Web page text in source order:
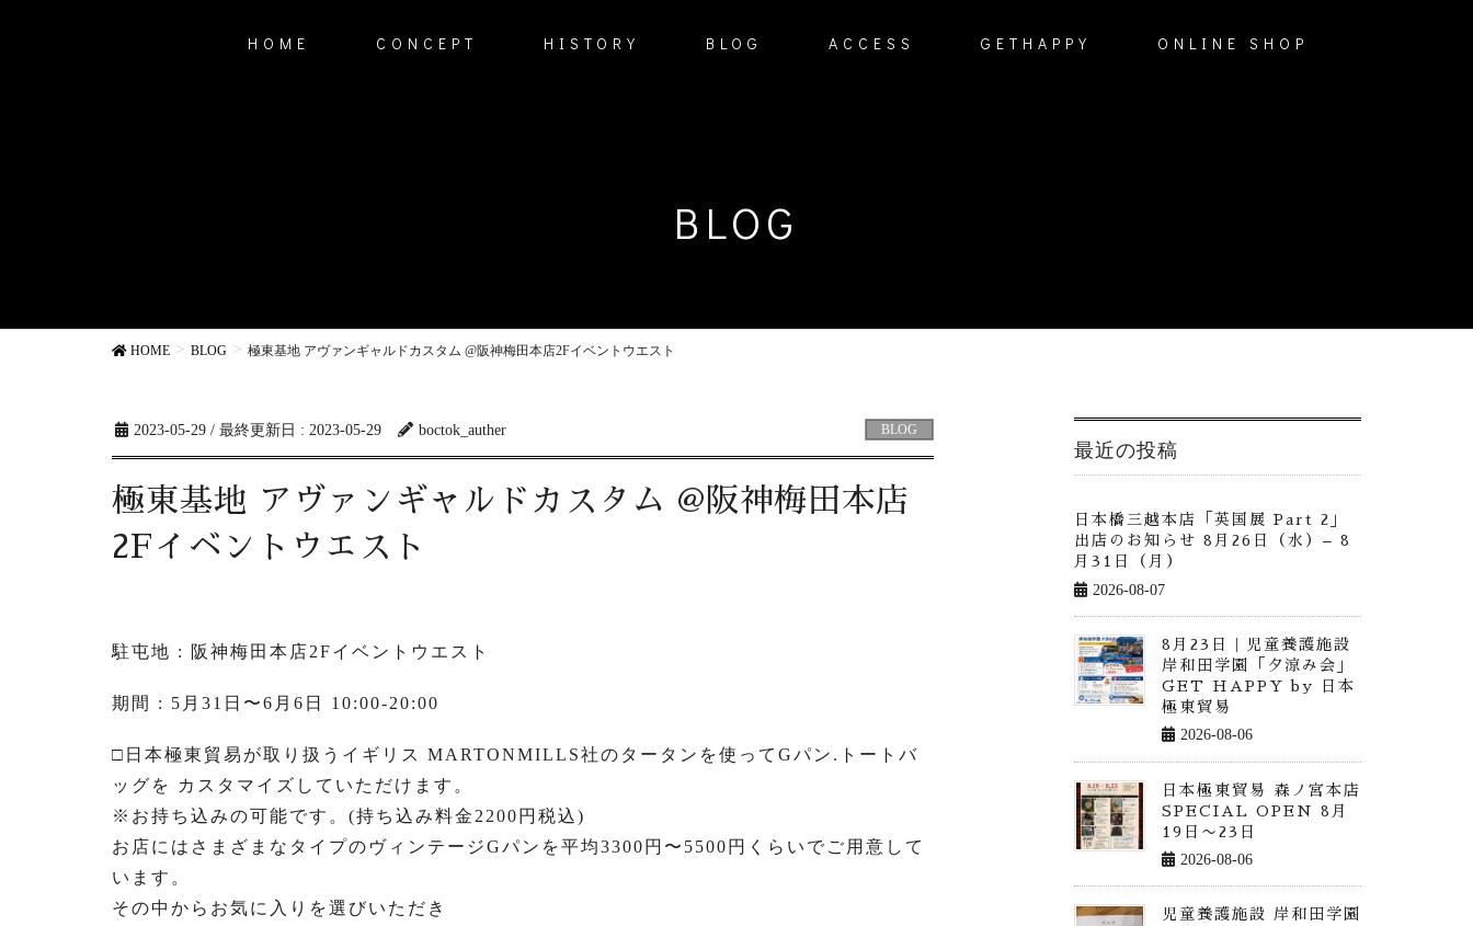
HOME CONCEPT HISTORY BLOG ACCESS GETHAPPY ONLINE SHOP
BLOG
HOME BLOG 極東基地 アヴァンギャルドカスタム @阪神梅田本店2Fイベントウエスト
2023-05-29 / 最終更新日 : 2023-05-29 boctok_auther BLOG
極東基地 アヴァンギャルドカスタム @阪神梅田本店
2Fイベントウエスト
駐屯地 : 阪神梅田本店2Fイベントウエスト
期間 : 5月31日〜6月6日 10:00-20:00
□日本極東貿易が取り扱うイギリス MARTONMILLS社のタータンを使ってGパン.トートバ
ッグを カスタマイズしていただけます。
※お持ち込みの可能です。(持ち込み料金2200円税込)
お店にはさまざまなタイプのヴィンテージGパンを平均3300円〜5500円くらいでご用意して
います。
その中からお気に入りを選びいただき
最近の投稿
日本橋三越本店「英国展 Part 2」
出店のお知らせ 8月26日（水）– 8
月31日（月）
2026-08-07
8月23日｜児童養護施設
岸和田学園「夕涼み会」
GET HAPPY by 日本
極東貿易
2026-08-06
日本極東貿易 森ノ宮本店
SPECIAL OPEN 8月
19日〜23日
2026-08-06
児童養護施設 岸和田学園